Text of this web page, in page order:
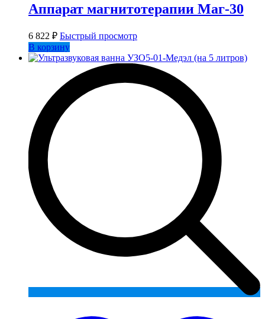
Аппарат магнитотерапии Маг-30
6 822 ₽ Быстрый просмотр
В корзину